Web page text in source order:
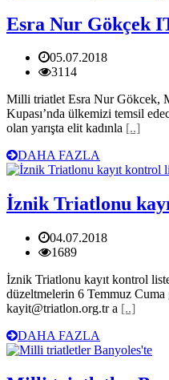
Esra Nur Gökçek
05.07.2018
3114
Milli triatlet Esra Nur Gökcek,
Kupası’nda ülkemizi temsil
olan yarışta elit kadınla [..]
DAHA FAZLA
İznik Triatlonu
04.07.2018
1689
İznik Triatlonu kayıt kontrol
düzeltmelerin 6 Temmuz Cuma
kayit@triatlon.org.tr a [..]
DAHA FAZLA